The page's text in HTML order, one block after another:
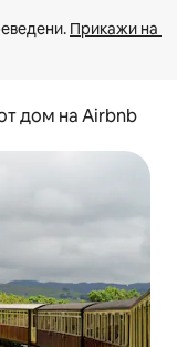
Прикажи на
дом на Airbnb